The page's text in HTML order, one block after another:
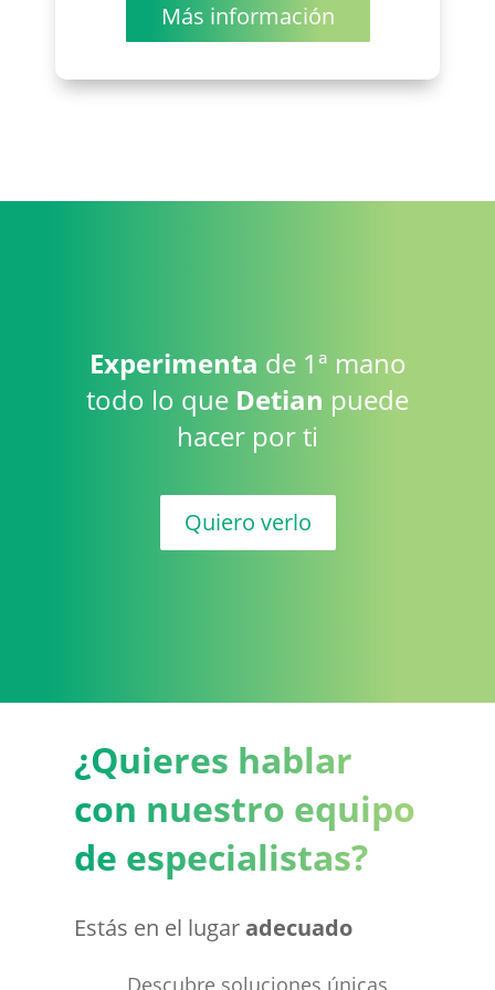
Más información
Experimenta de 1ª mano
todo lo que Detian puede
hacer por ti
Quiero verlo
¿Quieres hablar
con nuestro equipo
de especialistas?
Estás en el lugar adecuado